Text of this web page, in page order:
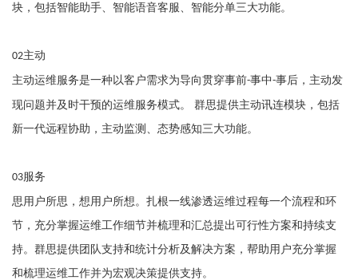
块，包括智能助手 、智能语音客服、智能分单三大功能。
02主动
主动运维服务是一种以客户需求为导向贯穿事前-事中-事后，主动发
现问题并及时干预的运维服务模式。
群思提供主动讯连模块，包括
新一代远程协助，主动监测、态势感知三大功能。
03服务
思 用 户所思，想 用 户所想。扎根一线渗透运维过程每一个流程和环
节，充分掌握运维工作细节并梳理和汇总提出可行性方案和持续支
持。群思提供团队支持和统计分析及解决方案，帮助 用 户充分掌握
和梳理运维工作并为宏观决策提供支持。